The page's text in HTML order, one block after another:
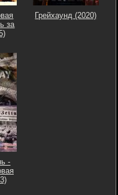
за
Грейхаунд (2020)
-